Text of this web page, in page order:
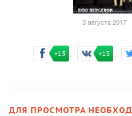
3 августа 2017
+15 +15
ДЛЯ ПРОСМОТРА